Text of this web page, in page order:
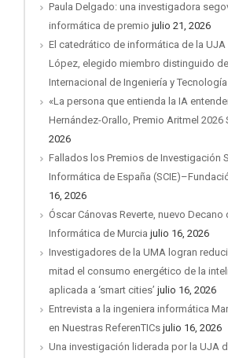
Paula Delgado: una investigadora
informática de premio julio 21, 2026
El catedrático de informática de la
López, elegido miembro distinguido
Internacional de Ingeniería y Tecnología
«La persona que entienda la IA
Hernández-Orallo, Premio Aritmel 2026
2026
Fallados los Premios de Investigación
Informática de España
16, 2026
Óscar Cánovas Reverte, nuevo Decano
Informática de Murcia julio 16, 2026
Investigadores de la UMA logran
mitad el consumo energético de la
aplicada a ‘smart cities’ julio 16, 2026
Entrevista a la ingeniera informática
en Nuestras ReferenTICs julio 16, 2026
Una investigación liderada por la UJA